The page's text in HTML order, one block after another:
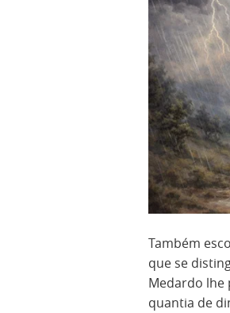
Também
que se
Medardo lhe
quantia de